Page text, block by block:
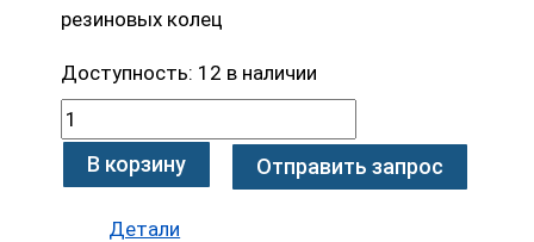
резиновых колец
Доступность: 12 в наличии
В корзину Отправить запрос
Детали